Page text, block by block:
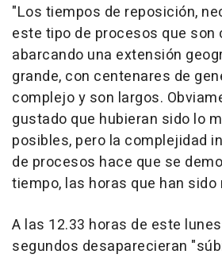
"Los tiempos de reposición,
este tipo de procesos que son
abarcando una extensión
grande, con centenares de
complejo y son largos.
gustado que hubieran sido lo
posibles, pero la complejidad
de procesos hace que se
tiempo, las horas que han
A las 12.33 horas de este
segundos desaparecieran